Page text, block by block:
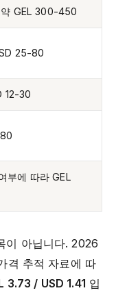
약 GEL 300-450
25-80
12-30
부에 따라 GEL
이 아닙니다. 2026
격 추적 자료에 따
3.73 / USD 1.41 입